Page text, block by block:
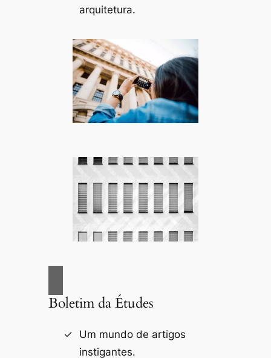
arquitetura.
Boletim da Études
Um mundo de artigos
instigantes.